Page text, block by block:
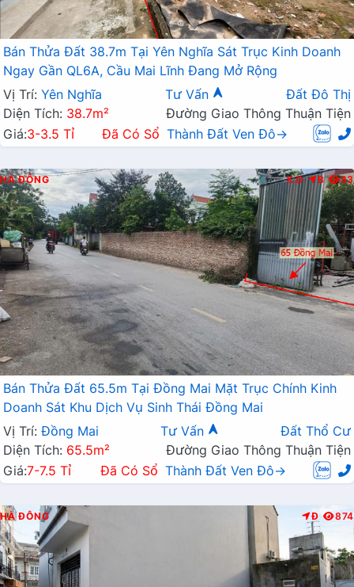
Bán Thửa Đất 38.7m Tại Yên Nghĩa Sát Trục Kinh Doanh
Ngay Gần QL6A, Cầu Mai Lĩnh Đang Mở Rộng
Vị Trí: Yên Nghĩa Tư Vấn
Đất Đô Thị
Diện Tích: 38.7m²
Đường Giao Thông Thuận Tiện
Giá:3-3.5 Tỉ Đã Có Sổ Thành Đất Ven Đô→
HÀ ĐÔNG K.D B 83
Bán Thửa Đất 65.5m Tại Đồng Mai Mặt Trục Chính Kinh
Doanh Sát Khu Dịch Vụ Sinh Thái Đồng Mai
Vị Trí: Đồng Mai Tư Vấn
Đất Thổ Cư
Diện Tích: 65.5m²
Đường Giao Thông Thuận Tiện
Giá:7-7.5 Tỉ Đã Có Sổ Thành Đất Ven Đô→
HÀ ĐÔNG Đ 874